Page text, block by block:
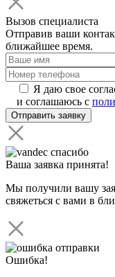
Вызов специалиста
Отправив ваши
ближайшее время.
Я даю свое
и соглашаюсь с
Ваша заявка принята!
Мы получили вашу
свяжеться с вами в
Ошибка!